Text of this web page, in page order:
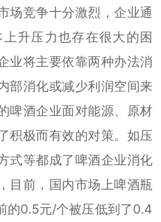
场竞争十分激烈，企业通
升压力也存在很大的困
业将主要依靠两种办法消
部消化或减少利润空间来
啤酒企业面对能源、原材
积极而有效的对策。如压
式等都成了啤酒企业消化
目前，国内市场上啤酒瓶
的0.5元/个被压低到了0.4